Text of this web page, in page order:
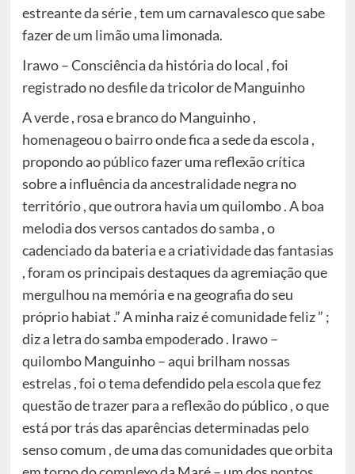
estreante da série , tem um carnavalesco que sabe
fazer de um limão uma limonada.
Irawo – Consciência da história do local , foi
registrado no desfile da tricolor de Manguinho
A verde , rosa e branco do Manguinho ,
homenageou o bairro onde fica a sede da escola ,
propondo ao público fazer uma reflexão crítica
sobre a influência da ancestralidade negra no
território , que outrora havia um quilombo . A boa
melodia dos versos cantados do samba , o
cadenciado da bateria e a criatividade das fantasias
, foram os principais destaques da agremiação que
mergulhou na memória e na geografia do seu
próprio habiat .” A minha raiz é comunidade feliz ” ;
diz a letra do samba empoderado . Irawo –
quilombo Manguinho – aqui brilham nossas
estrelas , foi o tema defendido pela escola que fez
questão de trazer para a reflexão do público , o que
está por trás das aparências determinadas pelo
senso comum , de uma das comunidades que orbita